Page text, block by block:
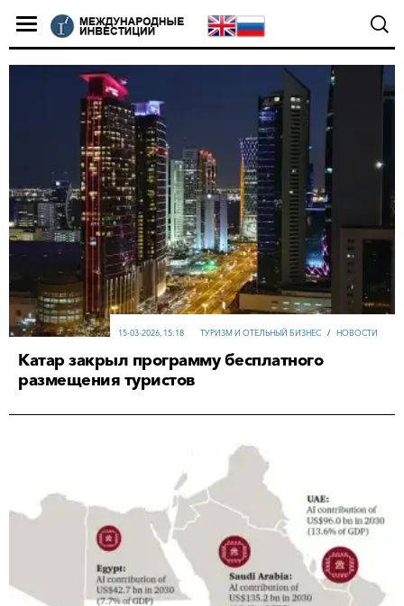
ТУРИЗМ И ОТЕЛЬНЫЙ БИЗНЕС / НОВОСТИ
15-03-2026, 15:18
Катар закрыл программу бесплатного
размещения туристов